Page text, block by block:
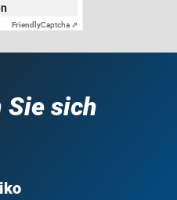
FriendlyCaptcha ⇗
Sie sich